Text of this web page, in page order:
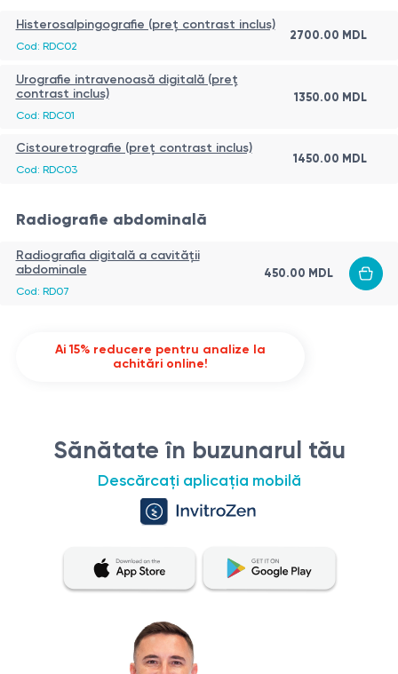
Histerosalpingografie (preț contrast inclus)
Cod: RDC02
2700.00 MDL
Urografie intravenoasă digitală (preț
contrast inclus)
Cod: RDC01
1350.00 MDL
Cistouretrografie (preț contrast inclus)
Cod: RDC03
1450.00 MDL
Radiografie abdominală
Radiografia digitală a cavității
abdominale
Cod: RD07
450.00 MDL
Ai 15% reducere pentru analize la
achitări online!
Sănătate în buzunarul tău
Descărcați aplicația mobilă